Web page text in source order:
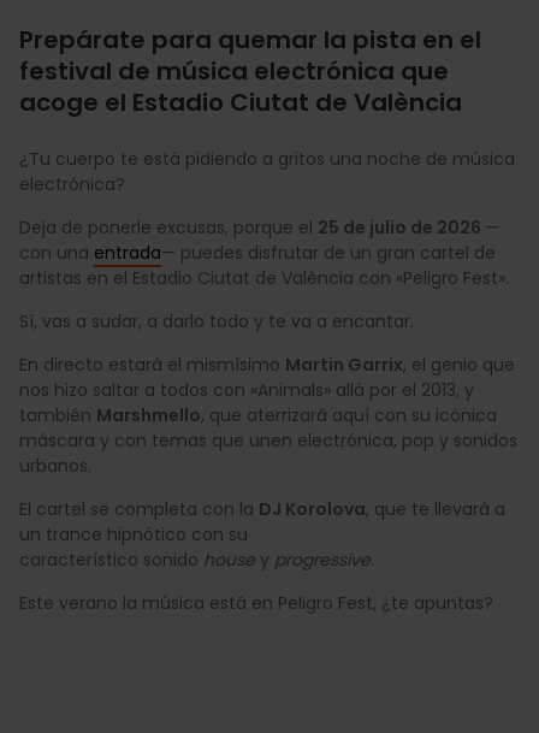
Prepárate para quemar la pista en el
festival de música electrónica que
acoge el Estadio Ciutat de València
¿Tu cuerpo te está pidiendo a gritos una noche de música
electrónica?
Deja de ponerle excusas, porque el 25 de julio de 2026 —
con una entrada— puedes disfrutar de un gran cartel de
artistas en el Estadio Ciutat de València con «Peligro Fest».
Sí, vas a sudar, a darlo todo y te va a encantar.
En directo estará el mismísimo Martin Garrix, el genio que
nos hizo saltar a todos con «Animals» allá por el 2013, y
también Marshmello, que aterrizará aquí con su icónica
máscara y con temas que unen electrónica, pop y sonidos
urbanos.
El cartel se completa con la DJ Korolova, que te llevará a
un trance hipnótico con su
característico sonido house y progressive.
Este verano la música está en Peligro Fest, ¿te apuntas?